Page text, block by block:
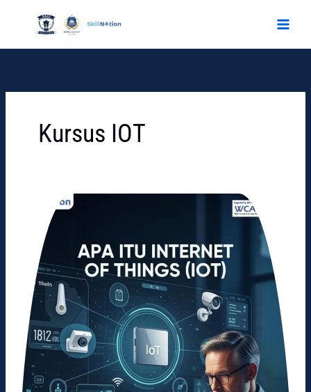
Kursus IOT
Internet
Things
(IoT)
dan
Bagaimana
Cara
Kerjanya?